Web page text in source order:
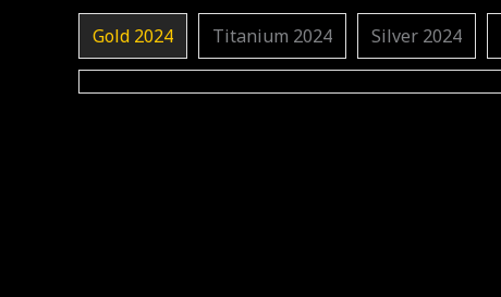
Gold 2024 Titanium 2024 Silver 2024